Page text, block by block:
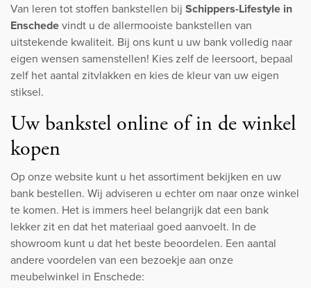
Van leren tot stoffen bankstellen bij Schippers-Lifestyle in
Enschedevindt u de allermooiste bankstellen van
uitstekende kwaliteit. Bij ons kunt u uw bank volledig naar
eigen wensen samenstellen! Kies zelf de leersoort, bepaal
zelf het aantal zitvlakken en kies de kleur van uw eigen
stiksel.
Uw bankstel online of in de winkel
kopen
Op onze website kunt u het assortiment bekijken en uw
bank bestellen. Wij adviseren u echter om naar onze winkel
te komen. Het is immers heel belangrijk dat een bank
lekker zit en dat het materiaal goed aanvoelt. In de
showroom kunt u dat het beste beoordelen. Een aantal
andere voordelen van een bezoekje aan onze
meubelwinkel in Enschede: